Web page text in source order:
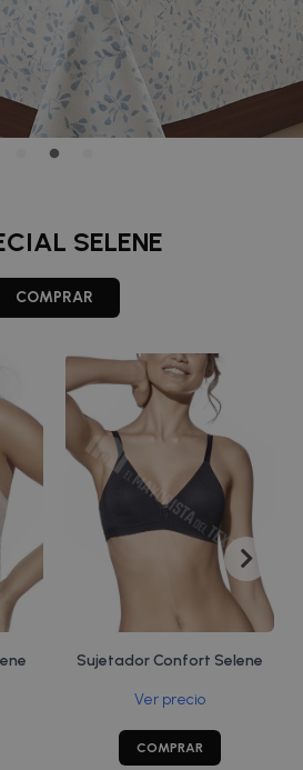
SELENE
COMPRAR
Sujetador Confort Selene
Ver precio
COMPRAR